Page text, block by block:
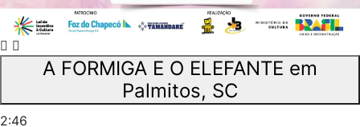
A FORMIGA E O ELEFANTE em
Palmitos, SC
2:46